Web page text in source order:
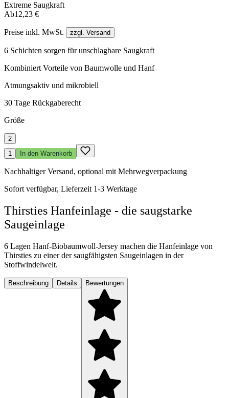
Extreme Saugkraft
Ab12,23 €
Preise inkl. MwSt. zzgl. Versand
6 Schichten sorgen für unschlagbare Saugkraft
Kombiniert Vorteile von Baumwolle und Hanf
Atmungsaktiv und mikrobiell
30 Tage Rückgaberecht
Größe
2
1
In den Warenkorb
Nachhaltiger Versand, optional mit Mehrwegverpackung
Sofort verfügbar, Lieferzeit 1-3 Werktage
Thirsties Hanfeinlage - die saugstarke
Saugeinlage
6 Lagen Hanf-Biobaumwoll-Jersey machen die Hanfeinlage von
Thirsties zu einer der saugfähigsten Saugeinlagen in der
Stoffwindelwelt.
Beschreibung Details Bewertungen